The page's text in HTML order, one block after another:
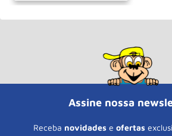
Assine nossa
Receba novidades e ofertas